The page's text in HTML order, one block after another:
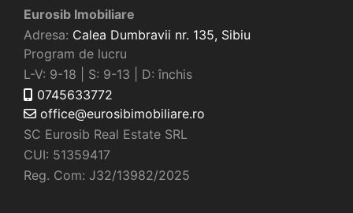
Eurosib Imobiliare
Adresa: Calea Dumbravii nr. 135, Sibiu
Program de lucru
L-V: 9-18 | S: 9-13 | D: închis
0745633772
office@eurosibimobiliare.ro
SC Eurosib Real Estate SRL
CUI: 51359417
Reg. Com: J32/13982/2025